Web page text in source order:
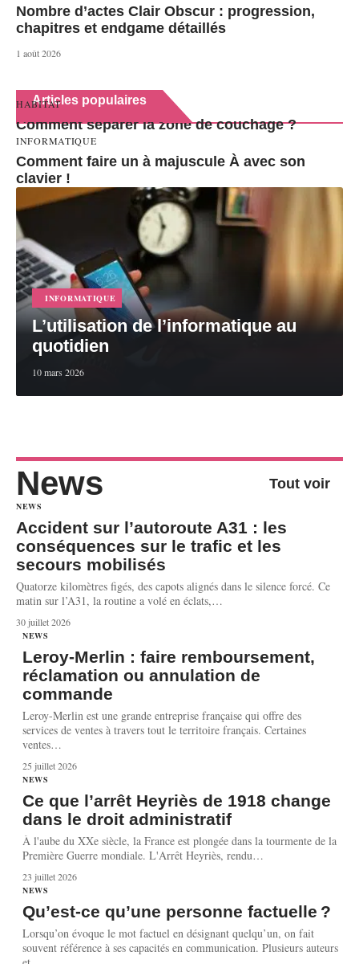
Nombre d’actes Clair Obscur : progression,
chapitres et endgame détaillés
1 août 2026
Articles populaires
HABITAT
Comment séparer la zone de couchage ?
INFORMATIQUE
Comment faire un à majuscule À avec son
clavier !
INFORMATIQUE
L’utilisation de l’informatique au
quotidien
10 mars 2026
News Tout voir
NEWS
Accident sur l’autoroute A31 : les
conséquences sur le trafic et les
secours mobilisés
Quatorze kilomètres figés, des capots alignés dans le silence forcé. Ce
matin sur l’A31, la routine a volé en éclats, …
30 juillet 2026
NEWS
Leroy-Merlin : faire remboursement,
réclamation ou annulation de
commande
Leroy-Merlin est une grande entreprise française qui offre des
services de ventes à travers tout le territoire français. Certaines
ventes…
25 juillet 2026
NEWS
Ce que l’arrêt Heyriès de 1918 change
dans le droit administratif
À l'aube du XXe siècle, la France est plongée dans la tourmente de la
Première Guerre mondiale. L'Arrêt Heyriès, rendu…
23 juillet 2026
NEWS
Qu’est-ce qu’une personne factuelle ?
Lorsqu’on évoque le mot factuel en désignant quelqu’un, on fait
souvent référence à ses capacités en communication. Plusieurs auteurs